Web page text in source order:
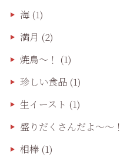
海(1)
満月 (2)
焼鳥〜！ (1)
珍しい食品(1)
生イースト (1)
盛りだくさんだよ〜〜！
相棒(1)